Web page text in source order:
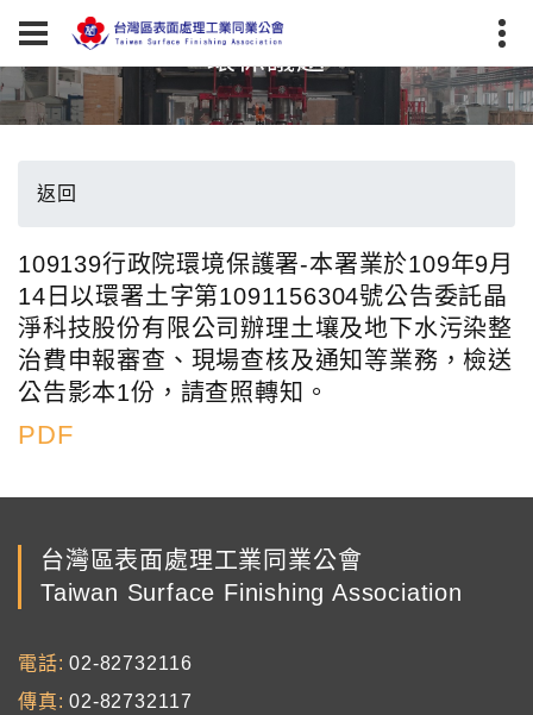
環保議題
返回
109139行政院環境保護署-本署業於109年9月
14日以環署土字第1091156304號公告委託晶
淨科技股份有限公司辦理土壤及地下水污染整
治費申報審查、現場查核及通知等業務，檢送
公告影本1份，請查照轉知。
PDF
台灣區表面處理工業同業公會
Taiwan Surface Finishing Association
電話
02-82732116
傳真
02-82732117